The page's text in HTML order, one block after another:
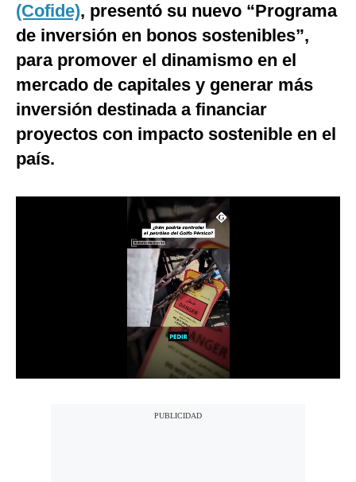
Mundo
EEUU
México
Internacional
(Cofide), presentó su nuevo “Programa
de inversión en bonos sostenibles”,
para promover el dinamismo en el
mercado de capitales y generar más
inversión destinada a financiar
proyectos con impacto sostenible en el
país.